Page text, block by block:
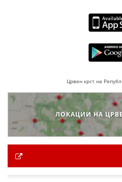
Црвен крст на
ЛОКАЦИИ НА